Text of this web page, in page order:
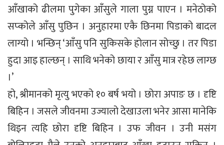
आँखाको ढीलमा पुगेका आँसुले गाला पुग्न पाएन । मनेठोको
सप्कोले आँसु पुछिन । अनुहारमा एकै छिनमा पिडाको बादल
लाग्यो । भन्छिन् ‘आँसु पनि सुकिसके होलान सोच्छु । तर पिडा
हुदा आइ हाल्छन् । साथि भनेको छाया र आँसु मात्र रहेछ लाग्छ
।’
हो, श्रीमानको मृत्यु भएको १० बर्ष भयो । छोरा अपाङ छ । दृष्टि
बिहिन । जसले जीवनमा उज्यालो देखाउला भनेर आसा मानेकि
थिइन त्यहि छोरा दृष्टि बिहिन । उफ जीवन । उनी मसंग